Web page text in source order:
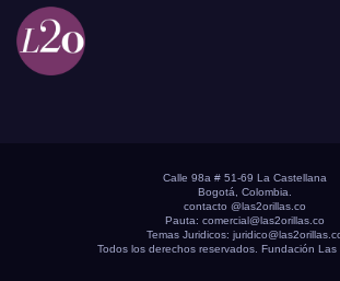
Calle 98a # 51-69 La Castellana
Bogotá, Colombia.
contacto @las2orillas.co
Pauta: comercial@las2orillas.co
Temas Juridicos:
Todos los derechos reservados. Fundación Las